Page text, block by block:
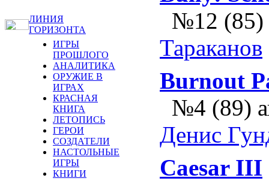
ЛИНИЯ
ГОРИЗОНТА
ИГРЫ
ПРОШЛОГО
АНАЛИТИКА
ОРУЖИЕ В
ИГРАХ
КРАСНАЯ
КНИГА
ЛЕТОПИСЬ
ГЕРОИ
СОЗДАТЕЛИ
НАСТОЛЬНЫЕ
ИГРЫ
КНИГИ
№12 (85)
Тараканов
Burnout
№4 (89)
Денис
Caesar III